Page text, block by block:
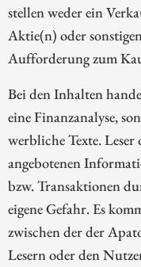
stellen weder ein
Aktie(n) oder
Aufforderung zum
Bei den Inhalten
eine Finanzanalyse,
werbliche Texte.
angebotenen
bzw. Transaktionen
eigene Gefahr. Es
zwischen der der
Lesern oder den